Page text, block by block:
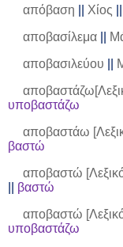
απόβαση
Χίος
αποβασίλεμα||
αποβασιλεύου
υποβαστάζω
αποβαστάω
βαστώ
αποβαστώ
βαστώ
αποβαστώ
υποβαστάζω